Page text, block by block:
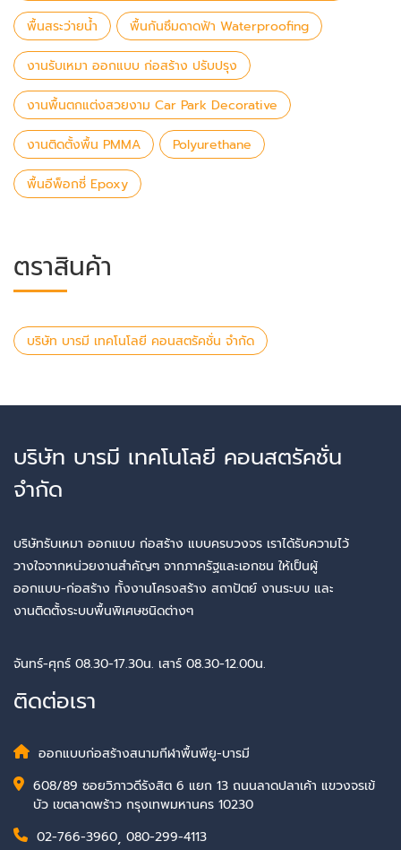
พื้นสระว่ายน้ำ พื้นกันซึมดาดฟ้า Waterproofing
งานรับเหมา ออกแบบ ก่อสร้าง ปรับปรุง
งานพื้นตกแต่งสวยงาม Car Park Decorative
งานติดตั้งพื้น PMMA Polyurethane
พื้นอีพ็อกซี่ Epoxy
ตราสินค้า
บริษัท บารมี เทคโนโลยี คอนสตรัคชั่น จำกัด
บริษัท บารมี เทคโนโลยี คอนสตรัคชั่น
จำกัด
บริษัทรับเหมา ออกแบบ ก่อสร้าง แบบครบวงจร เราได้รับความไว้
วางใจจากหน่วยงานสำคัญๆ จากภาครัฐและเอกชน ให้เป็นผู้
ออกแบบ-ก่อสร้าง ทั้งงานโครงสร้าง สถาปัตย์ งานระบบ และ
งานติดตั้งระบบพื้นพิเศษชนิดต่างๆ
จันทร์-ศุกร์ 08.30-17.30น. เสาร์ 08.30-12.00น.
ติดต่อเรา
ออกแบบก่อสร้างสนามกีฬาพื้นพียู-บารมี
608/89 ซอยวิภาวดีรังสิต 6 แยก 13 ถนนลาดปลาเค้า แขวงจรเข้
บัว เขตลาดพร้าว กรุงเทพมหานคร 10230
02-766-3960, 080-299-4113